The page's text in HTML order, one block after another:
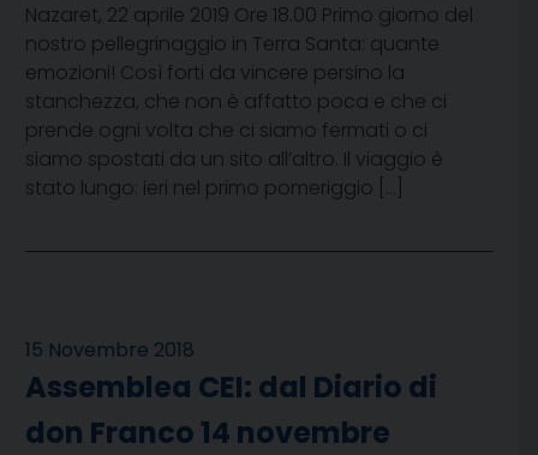
Nazaret, 22 aprile 2019 Ore 18.00 Primo giorno del
nostro pellegrinaggio in Terra Santa: quante
emozioni! Così forti da vincere persino la
stanchezza, che non è affatto poca e che ci
prende ogni volta che ci siamo fermati o ci
siamo spostati da un sito all’altro. Il viaggio è
stato lungo: ieri nel primo pomeriggio […]
15 Novembre 2018
Assemblea CEI: dal Diario di
don Franco 14 novembre